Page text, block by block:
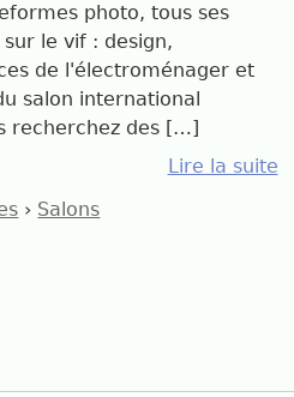
photo, tous ses
le vif : design,
de l'électroménager et
salon international
recherchez des […]
Lire la suite
› Salons